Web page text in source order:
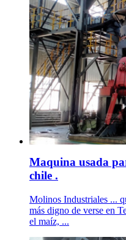
Maquina usada
chile .
Molinos Industriales ...
más digno de verse en
el maíz, ...